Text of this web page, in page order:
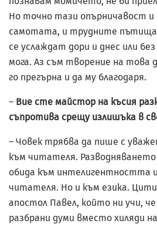
Но точно тази опърничавост и
самотата, и трудните
се услаждат дори и днес или
мога. Аз съм творение на това
го прегърна и да му благодаря.
– Вие сте майстор на късия
съпротива срещу излишъка в
– Човек трябва да пише с
към читателя.
обида към интелигентността
читателя. Но и към езика.
апостол Павел, който ни учи,
разбрани думи вместо хиляди